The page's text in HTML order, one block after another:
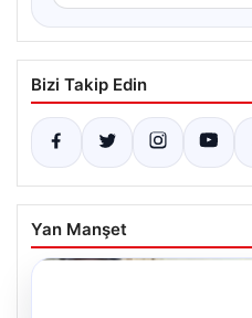
Bizi Takip Edin
Yan Manşet